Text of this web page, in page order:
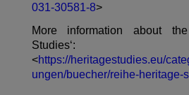
031-30581-8>
More information about
Studies‘:
<https://heritagestudies.eu/
ungen/buecher/reihe-heritage-